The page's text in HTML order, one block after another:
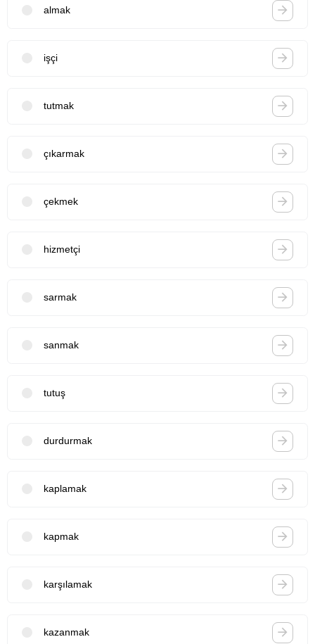
almak
işçi
tutmak
çıkarmak
çekmek
hizmetçi
sarmak
sanmak
tutuş
durdurmak
kaplamak
kapmak
karşılamak
kazanmak